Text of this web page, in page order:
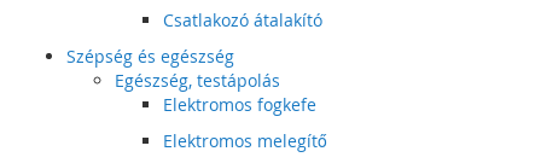
Csatlakozó átalakító
Szépség és egészség
Egészség, testápolás
Elektromos fogkefe
Elektromos melegítő